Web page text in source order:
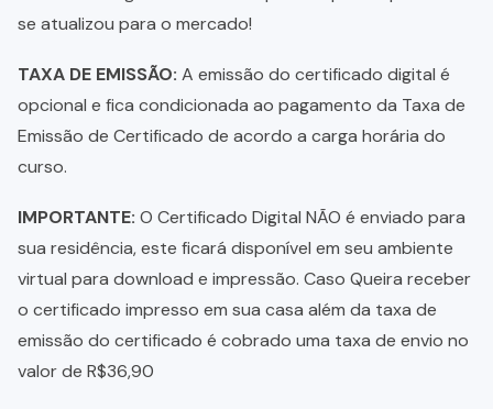
se atualizou para o mercado!
TAXA DE EMISSÃO: A emissão do certificado digital é
opcional e fica condicionada ao pagamento da Taxa de
Emissão de Certificado de acordo a carga horária do
curso.
IMPORTANTE: O Certificado Digital NÃO é enviado para
sua residência, este ficará disponível em seu ambiente
virtual para download e impressão. Caso Queira receber
o certificado impresso em sua casa além da taxa de
emissão do certificado é cobrado uma taxa de envio no
valor de R$36,90